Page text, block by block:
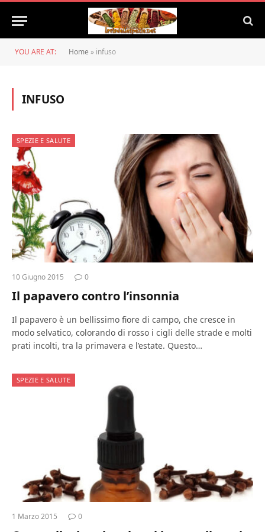
YOU ARE AT: Home » infuso
INFUSO
SPEZIE E SALUTE
10 Giugno 2015 0
Il papavero contro l’insonnia
Il papavero è un bellissimo fiore di campo, che cresce in
modo selvatico, colorando di rosso i cigli delle strade e molti
prati incolti, tra la primavera e l’estate. Questo…
SPEZIE E SALUTE
1 Marzo 2015 0